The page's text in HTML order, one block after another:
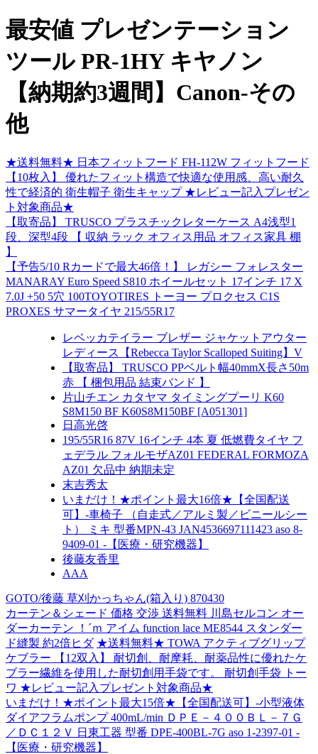
最安値 プレゼンテーション
ツール PR-1HY キヤノン
【納期約3週間】Canon-その
他
★送料無料★ 日本フィットフード FH-112W フィットフード
【10枚入】 優れたフィット構造で快適な使用感、高い耐久
性で経済的 衛生帽子 衛生キャップ ★レビュー記入プレゼン
ト対象商品★
【取寄品】 TRUSCO プラスチックレターケース A4浅型1
段、深型4段 【 収納 ラック オフィス用品 オフィス家具 棚
】
【予告5/10 Rカードで最大46倍！】 レガシー フォレスター
MANARAY Euro Speed S810 ホイールセット 17インチ 17 X
7.0J +50 5穴 100TOYOTIRES トーヨー プロクセス C1S
PROXES サマータイヤ 215/55R17
レベッカテイラー ブレザー ジャケットアウター
レディース【Rebecca Taylor Scalloped Suiting】V
【取寄品】 TRUSCO PPベルト幅40mmX長さ50m
赤 【 梱包用品 結束バンド 】
片山チエン カタヤマ タイミングプーリ K60
S8M150 BF K60S8M150BF [A051301]
日高光啓
195/55R16 87V 16インチ 4本 夏 低燃費タイヤ フ
ェデラル フォルモザAZ01 FEDERAL FORMOZA
AZ01 欠品中 納期未定
末吉秀太
いまだけ！★ポイント最大16倍★【全国配送
可】-車椅子 （自走式／アルミ製／ビニールシー
ト） ミキ 型番MPN-43 JAN4536697111423 aso 8-
9409-01 -【医療・研究機器】
後藤友香里
AAA
GOTO/後藤 草刈かっちゃん(箱入り) 870430
カーテン＆シェード 価格 交渉 送料無料 川島セルコン オー
ダーカーテン ！´ｍ アイム function lace ME8544 スタンダー
ド縫製 約2倍ヒダ ★送料無料★ TOWA アクティブグリップ
ケブラー 【12双入】 耐切創、耐摩耗、耐薬品性に優れたケ
ブラー繊維を使用した耐切創用手袋です。 耐切創手袋 トー
ワ ★レビュー記入プレゼント対象商品★
いまだけ！★ポイント最大15倍★【全国配送可】-小型液体
ダイアフラムポンプ 400mL/min ＤＰＥ－４００ＢＬ－７Ｇ
／ＤＣ１２Ｖ 日東工器 型番 DPE-400BL-7G aso 1-2397-01 -
【医療・研究機器】